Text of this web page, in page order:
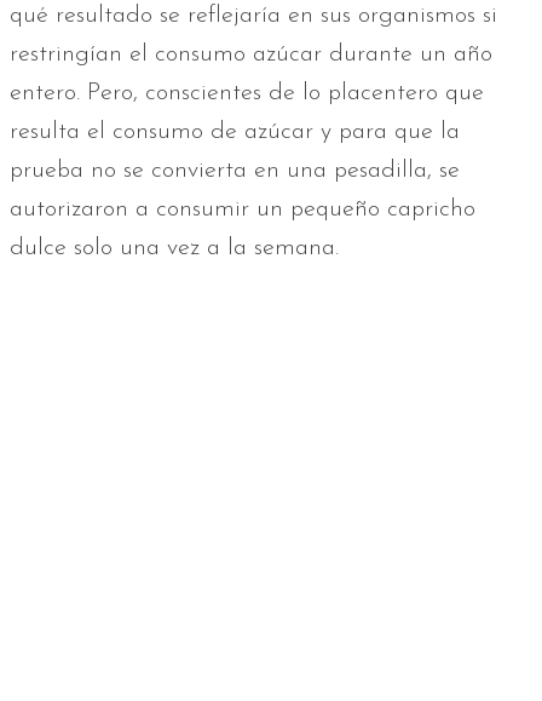
qué resultado se reflejaría en sus organismos si
restringían el consumo azúcar durante un año
entero. Pero, conscientes de lo placentero que
resulta el consumo de azúcar y para que la
prueba no se convierta en una pesadilla, se
autorizaron a consumir un pequeño capricho
dulce solo una vez a la semana.